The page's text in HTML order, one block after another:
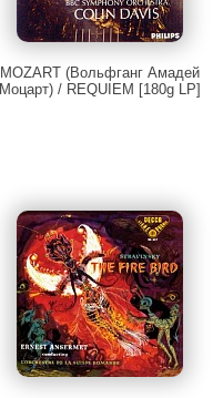
MOZART (Вольфганг Амадей
Моцарт) / REQUIEM [180g LP]